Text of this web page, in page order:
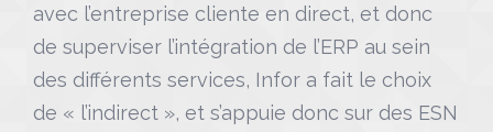
avec l’entreprise cliente en direct, et donc
de superviser l’intégration de l’ERP au sein
des différents services, Infor a fait le choix
de « l’indirect », et s’appuie donc sur des ESN